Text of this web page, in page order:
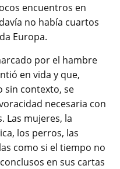
encuentros en
no había cuartos
Europa.
por el hambre
en vida y que,
sin contexto, se
necesaria con
Las mujeres, la
los perros, las
como si el tiempo no
en sus cartas